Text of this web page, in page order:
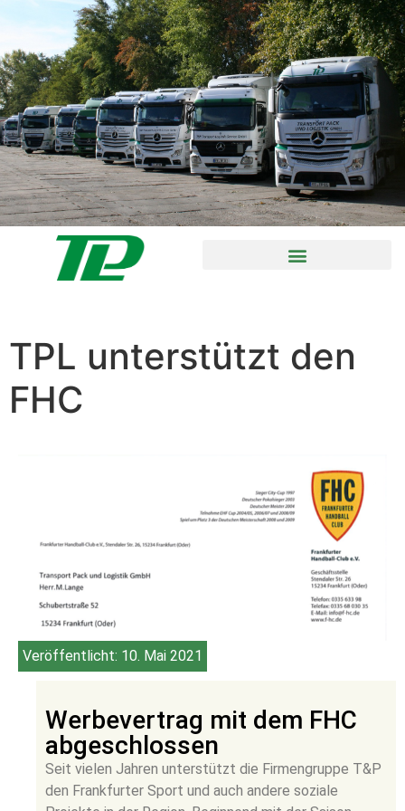
TPL unterstützt den
FHC
Veröffentlicht: 10. Mai 2021
Werbevertrag mit dem FHC
abgeschlossen
Seit vielen Jahren unterstützt die Firmengruppe T&P
den Frankfurter Sport und auch andere soziale